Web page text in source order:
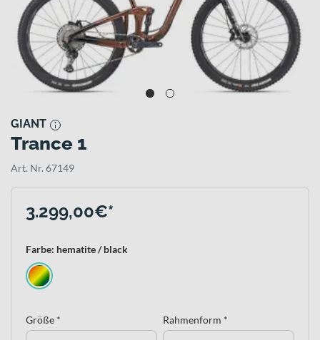
GIANT
Trance 1
Art. Nr. 67149
3.299,00€*
Farbe: hematite / black
Größe * Rahmenform *